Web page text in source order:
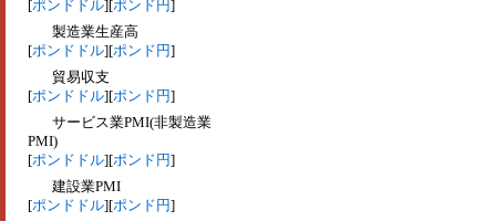
[ポンドドル][ポンド円]
製造業生産高
[ポンドドル][ポンド円]
貿易収支
[ポンドドル][ポンド円]
サービス業PMI(非製造業
PMI)
[ポンドドル][ポンド円]
建設業PMI
[ポンドドル][ポンド円]